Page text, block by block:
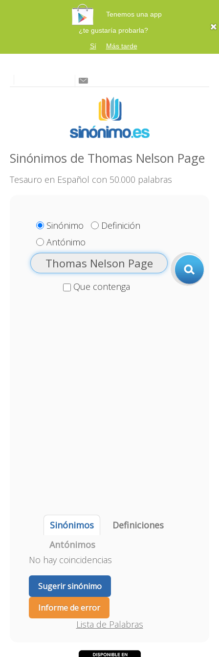
Tenemos una app
¿te gustaría probarla?
Sí
Más tarde
Sinónimos de Thomas Nelson Page
Tesauro en Español con 50.000 palabras
Sinónimo
Definición
Antónimo
Que contenga
Sinónimos
Definiciones
Antónimos
No hay coincidencias
Sugerir sinónimo
Informe de error
Lista de Palabras